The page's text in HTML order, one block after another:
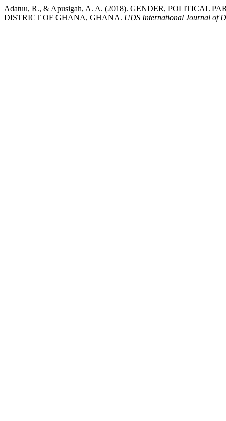
Adatuu, R., & Apusigah, A. A. (2018). GENDER, POLITICAL
DISTRICT OF GHANA, GHANA. UDS International Journal of